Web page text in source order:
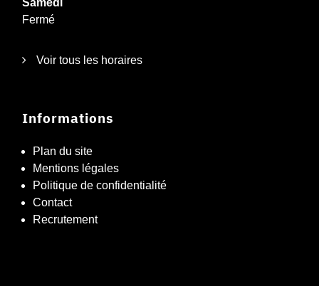
Samedi
Fermé
Voir tous les horaires
Informations
Plan du site
Mentions légales
Politique de confidentialité
Contact
Recrutement